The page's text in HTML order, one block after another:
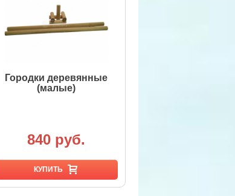
Городки деревянные
(малые)
840 руб.
КУПИТЬ